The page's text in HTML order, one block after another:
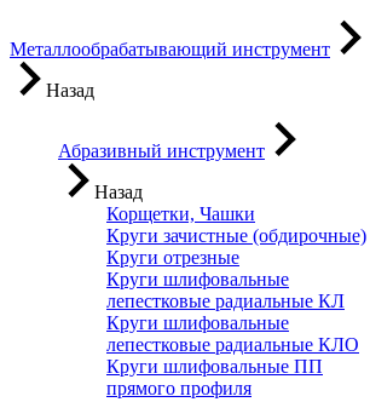
Металлообрабатывающий инструмент
Назад
Абразивный инструмент
Назад
Корщетки, Чашки
Круги зачистные (обдирочные)
Круги отрезные
Круги шлифовальные
лепестковые радиальные КЛ
Круги шлифовальные
лепестковые радиальные КЛО
Круги шлифовальные ПП
прямого профиля